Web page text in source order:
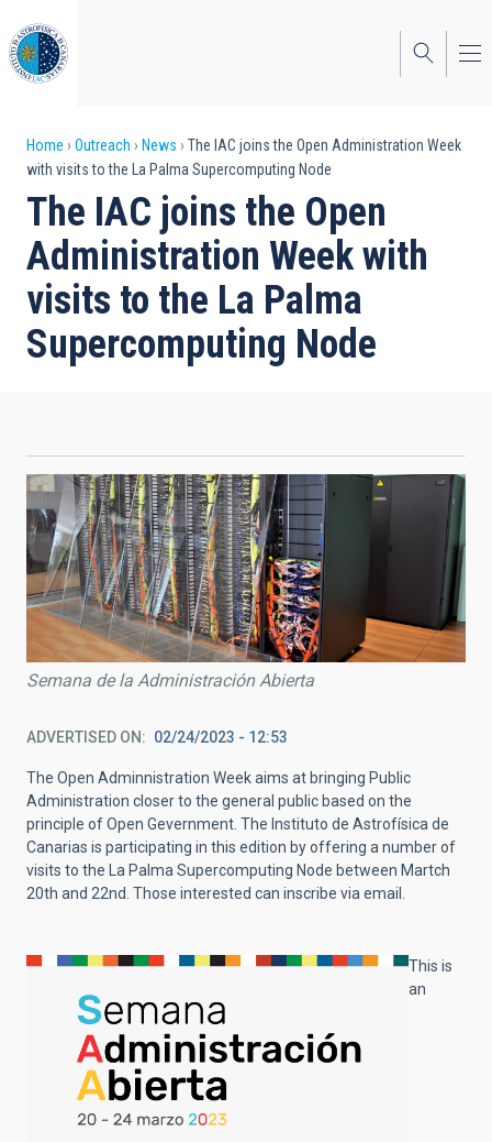
to
main
content
Breadcrumb
Home Outreach News
The IAC joins the Open Administration Week
with visits to the La Palma Supercomputing Node
The IAC joins the Open
Administration Week with
visits to the La Palma
Supercomputing Node
Semana de la Administración Abierta
ADVERTISED ON 02/24/2023 - 12:53
The Open Adminnistration Week aims at bringing Public
Administration closer to the general public based on the
principle of Open Gevernment. The Instituto de Astrofísica de
Canarias is participating in this edition by offering a number of
visits to the La Palma Supercomputing Node between Martch
20th and 22nd. Those interested can inscribe via email.
This is
an